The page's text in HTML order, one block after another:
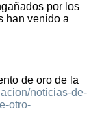
por los
han venido a
de oro de la
noticias-de-
otro-